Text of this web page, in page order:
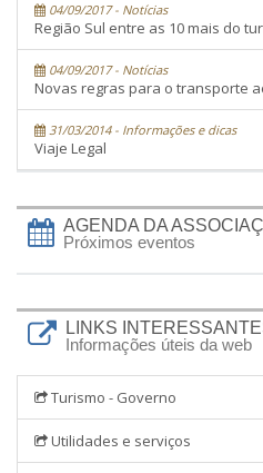
04/09/2017 - Notícias
Região Sul entre as 10 mais do
04/09/2017 - Notícias
Novas regras para o transporte
31/03/2014 - Informações e dicas
Viaje Legal
AGENDA DA
Próximos eventos
LINKS
Informações úteis da web
Turismo - Governo
Utilidades e serviços